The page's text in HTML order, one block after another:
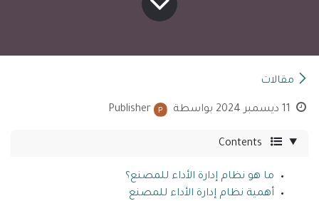
مقالات
11 ديسمبر 2024 بواسطة Publisher
Contents
ما هو نظام إدارة الأداء للمصنع؟
أهمية نظام إدارة الأداء للمصنع